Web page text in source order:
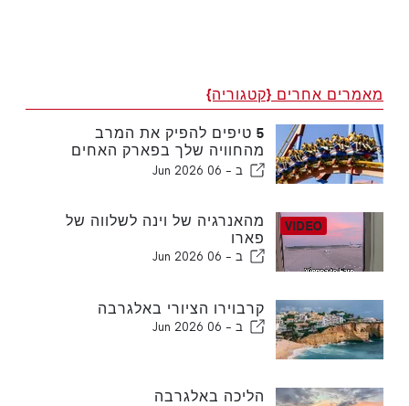
מאמרים אחרים {קטגוריה}
5 טיפים להפיק את המרב
מהחוויה שלך בפארק האחים
וורנר מדריד
ב - 06 Jun 2026
מהאנרגיה של וינה לשלווה של
פארו
ב - 06 Jun 2026
קרבוירו הציורי באלגרבה
ב - 06 Jun 2026
הליכה באלגרבה